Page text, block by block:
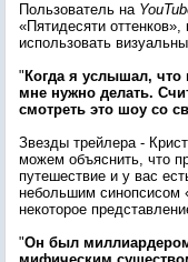
Пользователь на
«Пятидесяти
использовать
" Когда я услышал, что
мне нужно делать.
смотреть это шоу со
Звезды трейлера -
можем объяснить, что
путешествие и у вас
небольшим синопсисом
некоторое
"Он был